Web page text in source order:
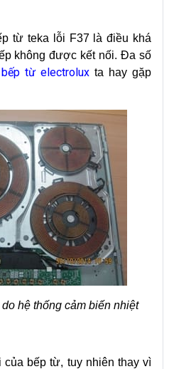
từ teka lỗi F37 là điều khá
không được kết nối. Đa số
từ electrolux ta hay gặp
hệ thống cảm biến nhiệt
bếp từ, tuy nhiên thay vì